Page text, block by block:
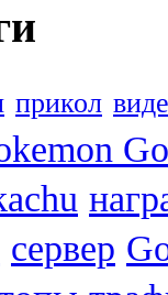
прикол
Go
сервер